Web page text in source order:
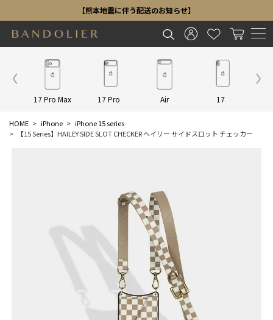
【熊本地震に伴う配送のお知らせ】
17 Pro Max 17 Pro Air 17
HOME iPhone
iPhone 15 series
【15 Series】HAILEY SIDE SLOT CHECKER ヘイリー サイドスロット チェッカー